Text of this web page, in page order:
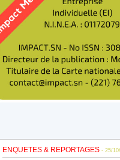
ENQUETES & REPORTAGES - 25/